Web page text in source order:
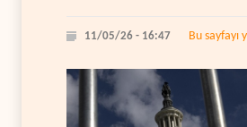
11/05/26 - 16:47 Bu sayfayı